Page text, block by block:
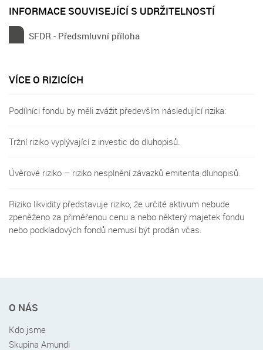
INFORMACE SOUVISEJÍCÍ S UDRŽITELNOSTÍ
SFDR - Předsmluvní příloha
VÍCE O RIZICÍCH
Podílníci fondu by měli zvážit především následující rizika:
Tržní riziko vyplývající z investic do dluhopisů.
Úvěrové riziko – riziko nesplnění závazků emitenta dluhopisů.
Riziko likvidity představuje riziko, že určité aktivum nebude
zpeněženo za přiměřenou cenu a nebo některý majetek fondu
nebo podkladových fondů nemusí být prodán včas.
menu
patičce
O NÁS
Kdo jsme
Skupina Amundi